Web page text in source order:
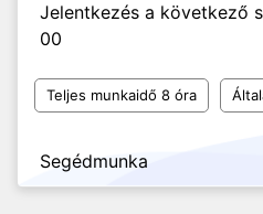
Jelentkezés a következő
00
Teljes munkaidő 8 óra
Segédmunka